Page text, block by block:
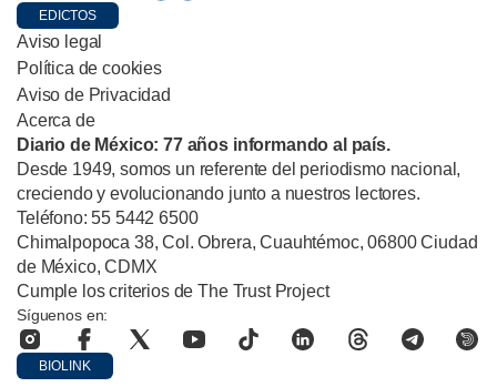
EDICTOS
Aviso legal
Política de cookies
Aviso de Privacidad
Acerca de
Diario de México: 77 años informando al país.
Desde 1949, somos un referente del periodismo nacional,
creciendo y evolucionando junto a nuestros lectores.
Teléfono: 55 5442 6500
Chimalpopoca 38, Col. Obrera, Cuauhtémoc, 06800 Ciudad
de México, CDMX
Cumple los criterios de The Trust Project
Síguenos en:
BIOLINK